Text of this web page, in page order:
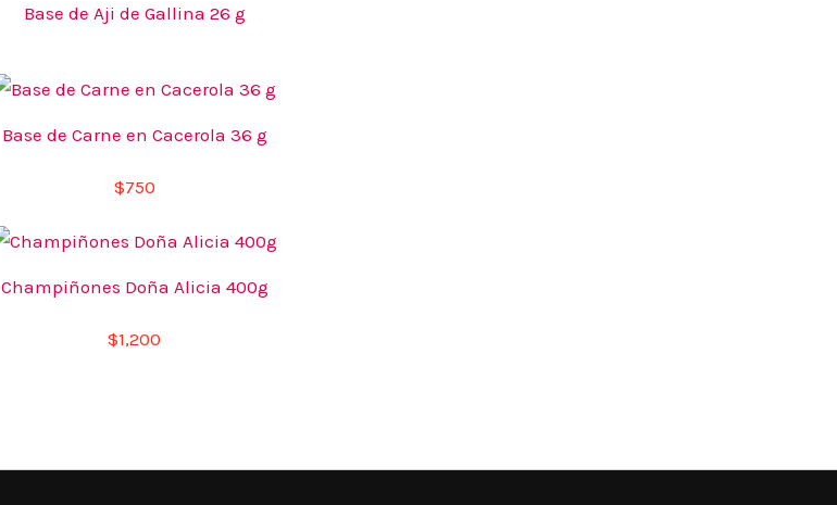
Base de Aji de Gallina 26 g
Base de Carne en Cacerola 36 g
$750
Champiñones Doña Alicia 400g
$1,200